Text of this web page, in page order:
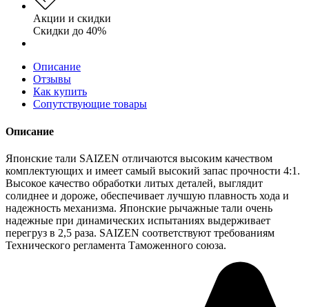
Акции и скидки
Скидки до 40%
Описание
Отзывы
Как купить
Сопутствующие товары
Описание
Японские тали SAIZEN отличаются высоким качеством
комплектующих и имеет самый высокий запас прочности 4:1.
Высокое качество обработки литых деталей, выглядит
солиднее и дороже, обеспечивает лучшую плавность хода и
надежность механизма. Японские рычажные тали очень
надежные при динамических испытаниях выдерживает
перегруз в 2,5 раза. SAIZEN соответствуют требованиям
Технического регламента Таможенного союза.